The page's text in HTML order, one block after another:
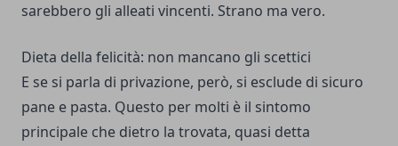
sarebbero gli alleati vincenti. Strano ma vero.
Dieta della felicità: non mancano gli scettici
E se si parla di privazione, però, si esclude di sicuro
pane e pasta. Questo per molti è il sintomo
principale che dietro la trovata, quasi detta